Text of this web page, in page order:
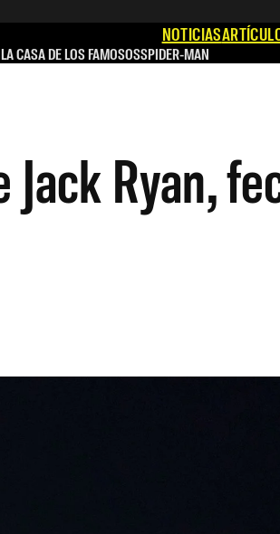
NOTICIAS
LA CASA DE LOS FAMOSOSSPIDER-MAN
Ryan,